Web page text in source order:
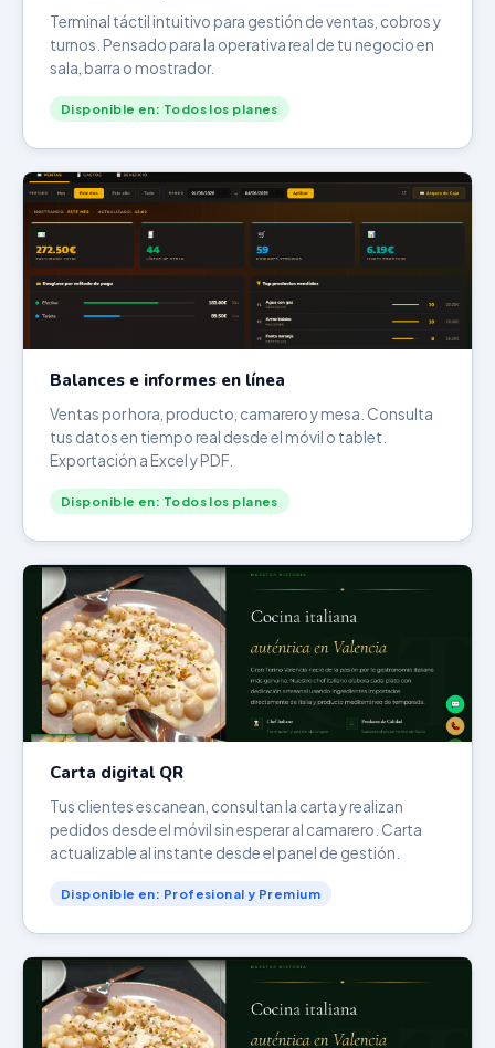
Terminal táctil intuitivo para gestión de ventas, cobros y
turnos. Pensado para la operativa real de tu negocio en
sala, barra o mostrador.
Disponible en: Todos los planes
Balances e informes en línea
Ventas por hora, producto, camarero y mesa. Consulta
tus datos en tiempo real desde el móvil o tablet.
Exportación a Excel y PDF.
Disponible en: Todos los planes
Carta digital QR
Tus clientes escanean, consultan la carta y realizan
pedidos desde el móvil sin esperar al camarero. Carta
actualizable al instante desde el panel de gestión.
Disponible en: Profesional y Premium